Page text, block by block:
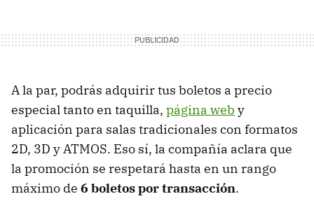
A la par, podrás adquirir tus boletos a precio
especial tanto en taquilla, página web y
aplicación para salas tradicionales con formatos
2D, 3D y ATMOS. Eso sí, la compañía aclara que
la promoción se respetará hasta en un rango
máximo de 6 boletos por transacción.